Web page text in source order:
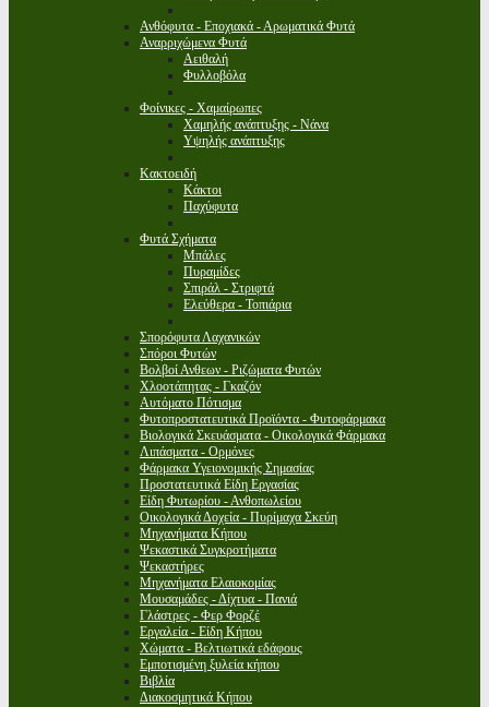
Ανθόφυτα - Εποχιακά - Αρωματικά Φυτά
Αναρριχώμενα Φυτά
Αειθαλή
Φυλλοβόλα
Φοίνικες - Χαμαίρωπες
Χαμηλής ανάπτυξης - Νάνα
Υψηλής ανάπτυξης
Κακτοειδή
Κάκτοι
Παχύφυτα
Φυτά Σχήματα
Μπάλες
Πυραμίδες
Σπιράλ - Στριφτά
Ελεύθερα - Τοπιάρια
Σπορόφυτα Λαχανικών
Σπόροι Φυτών
Βολβοί Ανθεων - Ριζώματα Φυτών
Χλοοτάπητας - Γκαζόν
Αυτόματο Πότισμα
Φυτοπροστατευτικά Προϊόντα - Φυτοφάρμακα
Βιολογικά Σκευάσματα - Οικολογικά Φάρμακα
Λιπάσματα - Ορμόνες
Φάρμακα Υγειονομικής Σημασίας
Προστατευτικά Είδη Εργασίας
Είδη Φυτωρίου - Ανθοπωλείου
Οικολογικά Δοχεία - Πυρίμαχα Σκεύη
Μηχανήματα Κήπου
Ψεκαστικά Συγκροτήματα
Ψεκαστήρες
Μηχανήματα Ελαιοκομίας
Μουσαμάδες - Δίχτυα - Πανιά
Γλάστρες - Φερ Φορζέ
Εργαλεία - Είδη Κήπου
Χώματα - Βελτιωτικά εδάφους
Εμποτισμένη ξυλεία κήπου
Βιβλία
Διακοσμητικά Κήπου